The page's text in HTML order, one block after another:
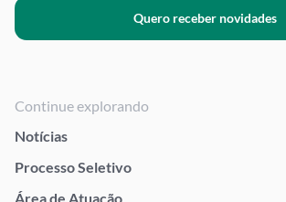
Quero receber novidades
Continue explorando
Notícias
Processo Seletivo
Área de Atuação